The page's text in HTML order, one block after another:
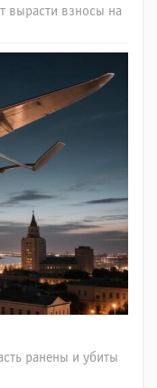
вырасти взносы на
ранены и убиты